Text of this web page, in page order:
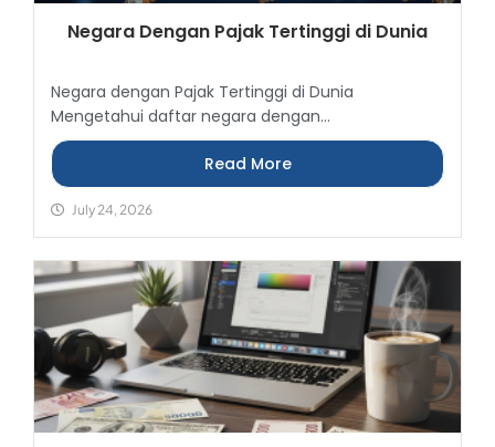
Negara Dengan Pajak Tertinggi di Dunia
Negara dengan Pajak Tertinggi di Dunia
Mengetahui daftar negara dengan...
Read More
July 24, 2026